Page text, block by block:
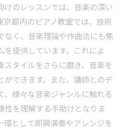
けのレッスンでは、音楽の深い
京都内のピアノ教室では、技術
なく、音楽理論や作曲法にも焦
を提供しています。これによ
スタイルをさらに磨き、音楽を
ができます。また、講師とのデ
、様々な音楽ジャンルに触れる
性を理解する手助けとなりま
環として即興演奏やアレンジを